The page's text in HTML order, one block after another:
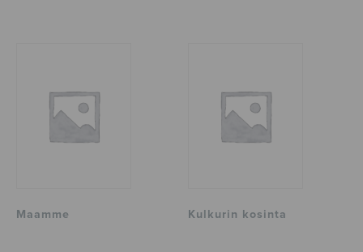
Maamme Kulkurin kosinta